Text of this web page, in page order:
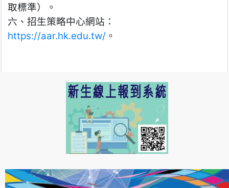
取標準）。
六、招生策略中心網站：
https://aar.hk.edu.tw/ 。